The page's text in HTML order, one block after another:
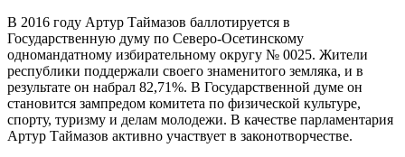
В 2016 году Артур Таймазов баллотируется в
Государственную думу по Северо-Осетинскому
одномандатному избирательному округу № 0025. Жители
республики поддержали своего знаменитого земляка, и в
результате он набрал 82,71%. В Государственной думе он
становится зампредом комитета по физической культуре,
спорту, туризму и делам молодежи. В качестве парламентария
Артур Таймазов активно участвует в законотворчестве.